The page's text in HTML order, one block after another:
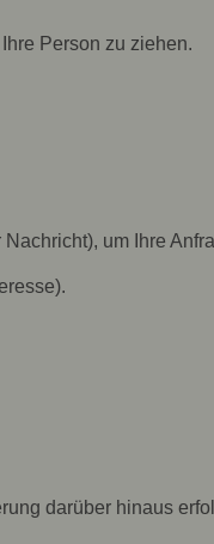
Person zu ziehen.
um Ihre
darüber hinaus